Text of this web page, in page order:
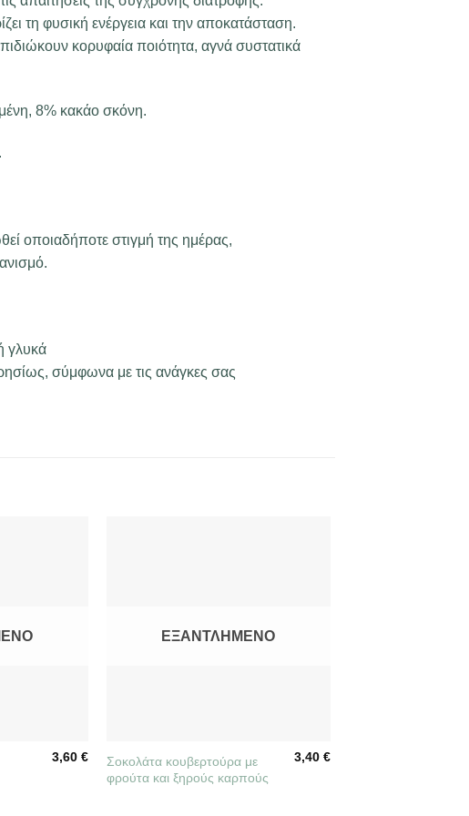
τη φυσική ενέργεια και την αποκατάσταση.
κορυφαία ποιότητα, αγνά συστατικά
8% κακάο σκόνη.
οποιαδήποτε στιγμή της ημέρας,
γλυκά
σύμφωνα με τις ανάγκες σας
3,60 €
ΕΞΑΝΤΛΗΜΈΝΟ
Σοκολάτα κουβερτούρα με
φρούτα και ξηρούς καρπούς
3,40€